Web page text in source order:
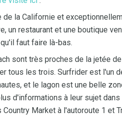
de la Californie et
un restaurant et une boutique
faut faire là-bas.
sont très proches de la jetée
tous les trois. Surfrider est l'un
et le lagon est une belle
d'informations à leur sujet dans
Market à l'autoroute 1 et